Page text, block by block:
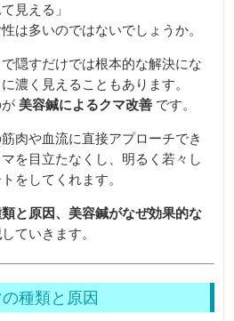
見える」
は多いのではないでしょうか。
隠すだけでは根本的な解決にな
濃く見えることもあります。
が美容鍼によるクマ改善 です。
肉や血流に直接アプローチでき
を目立たなくし、明るく若々し
をしてくれます。
と原因、美容鍼がなぜ効果的な
していきます。
種類と原因